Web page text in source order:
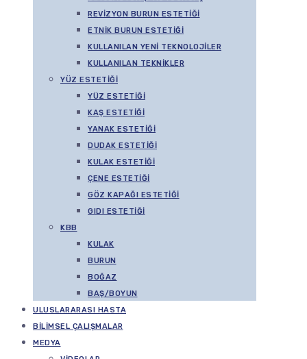
REVIZYON BURUN ESTETIĞI
ETNIK BURUN ESTETIĞI
KULLANILAN YENI TEKNOLOJILER
KULLANILAN TEKNIKLER
YÜZ ESTETIĞI
YÜZ ESTETIĞI
KAŞ ESTETIĞI
YANAK ESTETIĞI
DUDAK ESTETIĞI
KULAK ESTETIĞI
ÇENE ESTETIĞI
GÖZ KAPAĞI ESTETIĞI
GIDI ESTETIĞI
KBB
KULAK
BURUN
BOĞAZ
BAŞ/BOYUN
ULUSLARARASI HASTA
BILIMSEL ÇALIŞMALAR
MEDYA